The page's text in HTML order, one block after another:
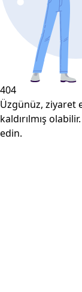
404
Üzgünüz, ziyaret
kaldırılmış
edin.